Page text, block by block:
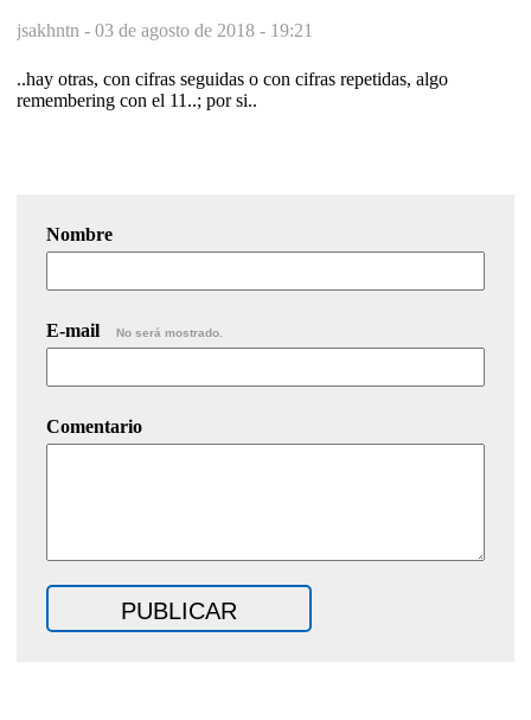
jsakhntn - 03 de agosto de 2018 - 19:21
..hay otras, con cifras seguidas o con cifras repetidas, algo
remembering con el 11..; por si..
Nombre
E-mail No será mostrado.
Comentario